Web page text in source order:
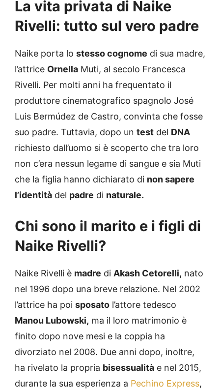
La vita privata di Naike
Rivelli: tutto sul vero padre
Naike porta lo stesso cognome di sua madre,
l’attrice Ornella Muti, al secolo Francesca
Rivelli. Per molti anni ha frequentato il
produttore cinematografico spagnolo José
Luis Bermúdez de Castro, convinta che fosse
suo padre. Tuttavia, dopo un test del DNA
richiesto dall’uomo si è scoperto che tra loro
non c’era nessun legame di sangue e sia Muti
che la figlia hanno dichiarato di non sapere
l’identità del padre di naturale.
Chi sono il marito e i figli di
Naike Rivelli?
Naike Rivelli è madre di Akash Cetorelli, nato
nel 1996 dopo una breve relazione. Nel 2002
l’attrice ha poi sposato l’attore tedesco
Manou Lubowski, ma il loro matrimonio è
finito dopo nove mesi e la coppia ha
divorziato nel 2008. Due anni dopo, inoltre,
ha rivelato la propria bisessualità e nel 2015,
durante la sua esperienza a Pechino Express,